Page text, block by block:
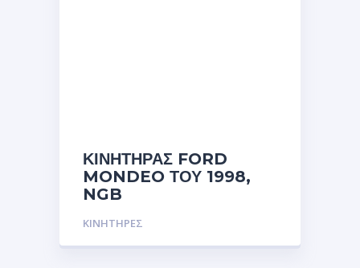
ΚΙΝΗΤΗΡΑΣ FORD
MONDEO ΤΟΥ 1998,
NGB
ΚΙΝΗΤΗΡΕΣ